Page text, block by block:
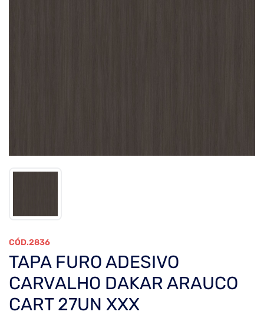
2836
TAPA FURO ADESIVO
CARVALHO DAKAR ARAUCO
CART 27UN XXX